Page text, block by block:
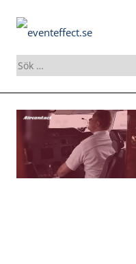
Sök
efter:
Skip
content